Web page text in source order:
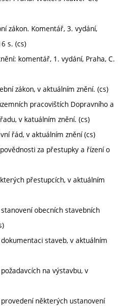
zákon. Komentář, 3. vydání,
s. (cs)
komentář, 1. vydání, Praha, C.
zákon, v aktuálním znění. (cs)
pracovištích Dopravního a
v katuálním znění. (cs)
řád, v aktuálním znění (cs)
za přestupky a řízení o
přestupcích, v aktuálním
stanovení obecních stavebních
dokumentaci staveb, v aktuálním
na výstavbu, v
provedení některých ustanovení